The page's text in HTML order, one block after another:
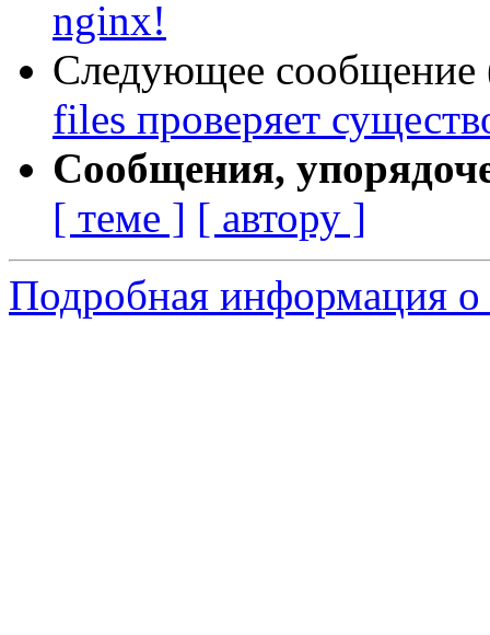
nginx!
Следующее сообщение
files проверяет
Сообщения,
[ теме ] [ автору ]
Подробная информация